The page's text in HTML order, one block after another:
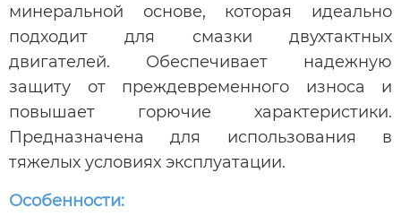
минеральной основе, которая идеально
подходит для смазки двухтактных
двигателей. Обеспечивает надежную
защиту от преждевременного износа и
повышает горючие характеристики.
Предназначена для использования в
тяжелых условиях эксплуатации.
Особенности: